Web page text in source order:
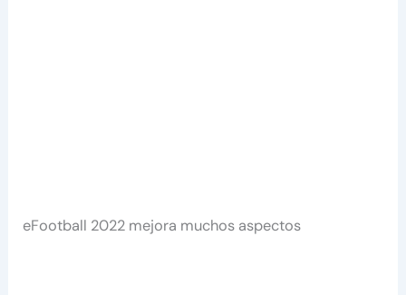
eFootball 2022 mejora muchos aspectos